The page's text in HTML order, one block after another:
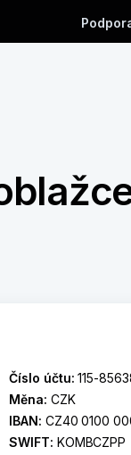
Číslo účtu:115-
Měna: CZK
IBAN: CZ40 0100
SWIFT: KOMBCZPP